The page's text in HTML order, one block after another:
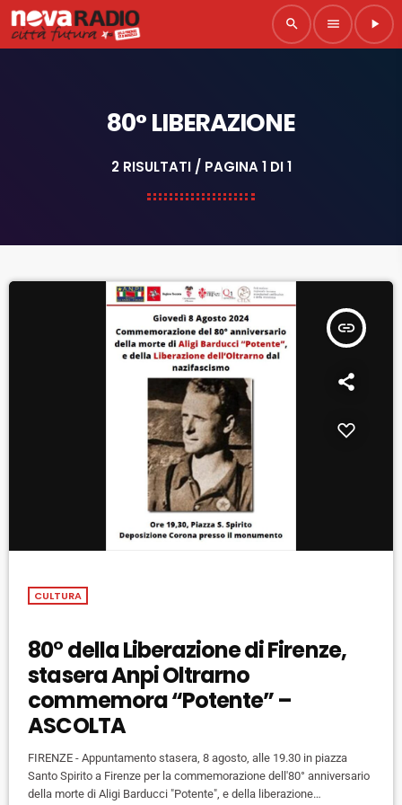
search menu play_arrow
80° LIBERAZIONE
2 RISULTATI / PAGINA 1 DI 1
insert_link
CULTURA
80° della Liberazione di Firenze,
stasera Anpi Oltrarno
commemora “Potente” –
ASCOLTA
FIRENZE - Appuntamento stasera, 8 agosto, alle 19.30 in piazza
Santo Spirito a Firenze per la commemorazione dell'80° anniversario
della morte di Aligi Barducci "Potente", e della liberazione